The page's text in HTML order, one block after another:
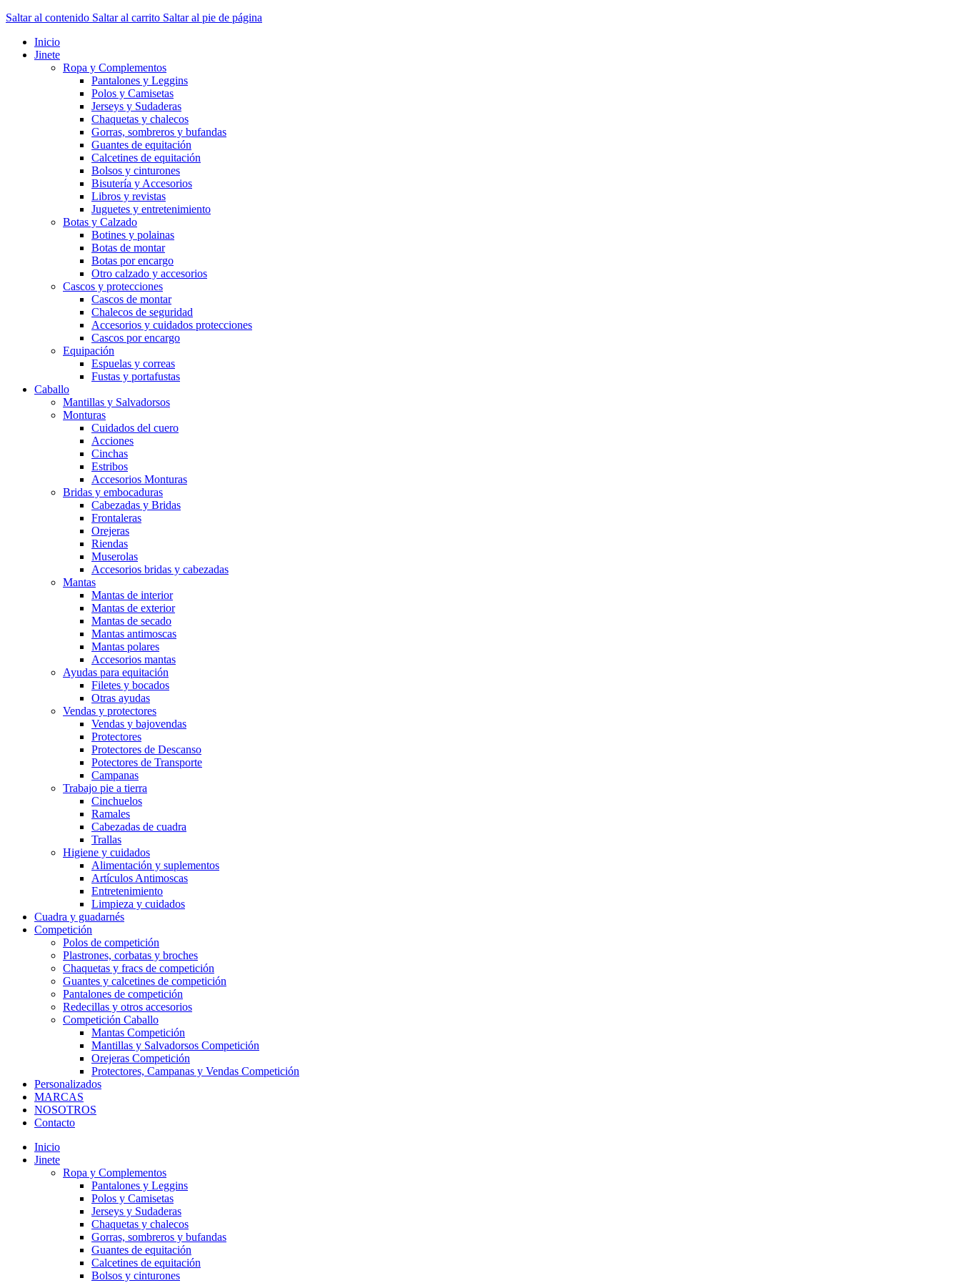
Saltar al contenido Saltar al carrito Saltar al pie de página
Inicio
Jinete
Ropa y Complementos
Pantalones y Leggins
Polos y Camisetas
Jerseys y Sudaderas
Chaquetas y chalecos
Gorras, sombreros y bufandas
Guantes de equitación
Calcetines de equitación
Bolsos y cinturones
Bisutería y Accesorios
Libros y revistas
Juguetes y entretenimiento
Botas y Calzado
Botines y polainas
Botas de montar
Botas por encargo
Otro calzado y accesorios
Cascos y protecciones
Cascos de montar
Chalecos de seguridad
Accesorios y cuidados protecciones
Cascos por encargo
Equipación
Espuelas y correas
Fustas y portafustas
Caballo
Mantillas y Salvadorsos
Monturas
Cuidados del cuero
Acciones
Cinchas
Estribos
Accesorios Monturas
Bridas y embocaduras
Cabezadas y Bridas
Frontaleras
Orejeras
Riendas
Muserolas
Accesorios bridas y cabezadas
Mantas
Mantas de interior
Mantas de exterior
Mantas de secado
Mantas antimoscas
Mantas polares
Accesorios mantas
Ayudas para equitación
Filetes y bocados
Otras ayudas
Vendas y protectores
Vendas y bajovendas
Protectores
Protectores de Descanso
Potectores de Transporte
Campanas
Trabajo pie a tierra
Cinchuelos
Ramales
Cabezadas de cuadra
Trallas
Higiene y cuidados
Alimentación y suplementos
Artículos Antimoscas
Entretenimiento
Limpieza y cuidados
Cuadra y guadarnés
Competición
Polos de competición
Plastrones, corbatas y broches
Chaquetas y fracs de competición
Guantes y calcetines de competición
Pantalones de competición
Redecillas y otros accesorios
Competición Caballo
Mantas Competición
Mantillas y Salvadorsos Competición
Orejeras Competición
Protectores, Campanas y Vendas Competición
Personalizados
MARCAS
NOSOTROS
Contacto
Inicio
Jinete
Ropa y Complementos
Pantalones y Leggins
Polos y Camisetas
Jerseys y Sudaderas
Chaquetas y chalecos
Gorras, sombreros y bufandas
Guantes de equitación
Calcetines de equitación
Bolsos y cinturones